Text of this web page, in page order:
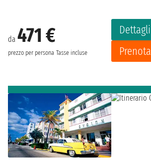
da 471 €
prezzo per persona Tasse incluse
Dettagli
Prenota